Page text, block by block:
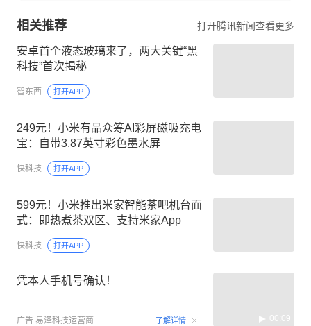
相关推荐 打开腾讯新闻查看更多
安卓首个液态玻璃来了，两大关键“黑
科技”首次揭秘
智东西 打开APP
249元！小米有品众筹AI彩屏磁吸充电
宝：自带3.87英寸彩色墨水屏
快科技 打开APP
599元！小米推出米家智能茶吧机台面
式：即热煮茶双区、支持米家App
快科技 打开APP
凭本人手机号确认！
广告 易泽科技运营商 了解详情 00:09